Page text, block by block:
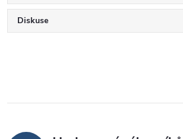
Diskuse